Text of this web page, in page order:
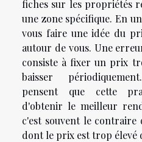
fiches sur les propriétés
une zone spécifique. En
vous faire une idée du
autour de vous. Une
consiste à fixer un prix
baisser
pensent que cette
d'obtenir le meilleur
c'est souvent le contraire
dont le prix est trop élevé